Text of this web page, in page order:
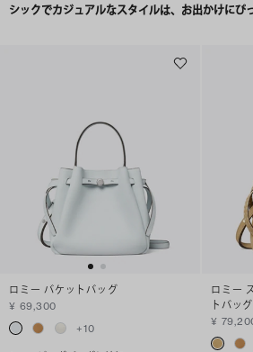
シックでカジュアルなスタイルは、お出かけにぴ
ロミー バケットバッグ
¥ 69,300
+10
ロミー
トバッグ
¥